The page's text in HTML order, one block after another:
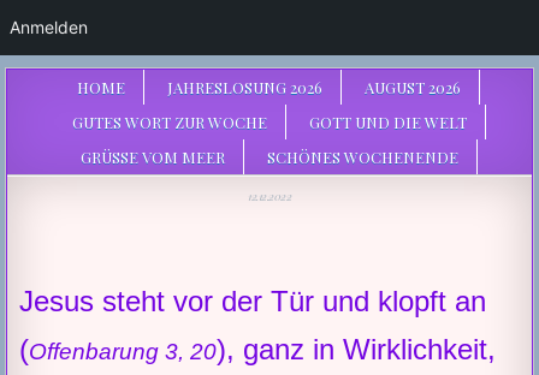
HOME JAHRESLOSUNG 2026
AUGUST 2026
GUTES WORT ZUR WOCHE
GOTT UND DIE WELT
GRÜSSE VOM MEER
SCHÖNES WOCHENENDE
12.12.2022
Jesus steht vor der Tür und klopft an
(Offenbarung 3, 20), ganz in Wirklichkeit,
Anmelden